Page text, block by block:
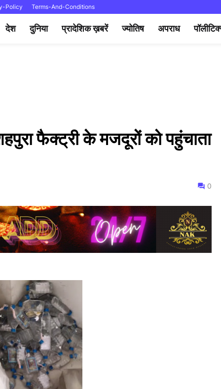
Policy Terms-And-Conditions
देश दुनिया प्रादेशिक ख़बरें ज्योतिष अपराध
फैक्ट्री के मजदूरों को पहुंचाता
0